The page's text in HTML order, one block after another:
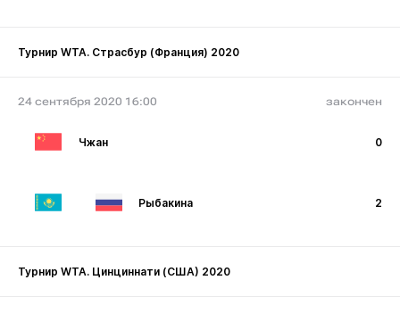
Турнир WTA. Страсбур (Франция) 2020
24 сентября 2020 16:00 закончен
Чжан 0
Рыбакина 2
Турнир WTA. Цинциннати (США) 2020